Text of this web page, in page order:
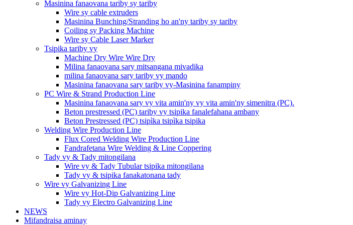
Masinina fanaovana tariby sy tariby
Wire sy cable extruders
Masinina Bunching/Stranding ho an'ny tariby sy tariby
Coiling sy Packing Machine
Wire sy Cable Laser Marker
Tsipika tariby vy
Machine Dry Wire Wire Dry
Milina fanaovana sary mitsangana mivadika
milina fanaovana sary tariby vy mando
Masinina fanaovana sary tariby vy-Masinina fanampiny
PC Wire & Strand Production Line
Masinina fanaovana sary vy vita amin'ny vy vita amin'ny simenitra (PC).
Beton prestressed (PC) tariby vy tsipika fanalefahana ambany
Beton Prestressed (PC) tsipìka tsipìka tsipika
Welding Wire Production Line
Flux Cored Welding Wire Production Line
Fandrafetana Wire Welding & Line Coppering
Tady vy & Tady mitongilana
Wire vy & Tady Tubular tsipika mitongilana
Tady vy & tsipika fanakatonana tady
Wire vy Galvanizing Line
Wire vy Hot-Dip Galvanizing Line
Tady vy Electro Galvanizing Line
NEWS
Mifandraisa aminay